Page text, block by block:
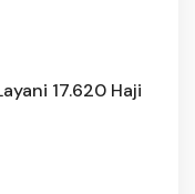
17.620 Haji